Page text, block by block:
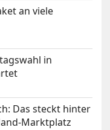
an viele
in
Das steckt hinter
Marktplatz